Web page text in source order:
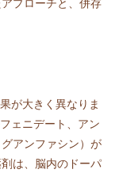
プローチと、併存
が大きく異なりま
ェニデート、アン
アンファシン）が
は、脳内のドーパ